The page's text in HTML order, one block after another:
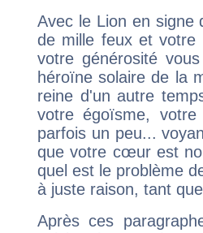
Avec le Lion en signe
de mille feux et votre
votre générosité
héroïne solaire de la
reine d'un autre
votre égoïsme,
parfois un peu...
que votre cœur est
quel est le problème
à juste raison, tant
Après ces